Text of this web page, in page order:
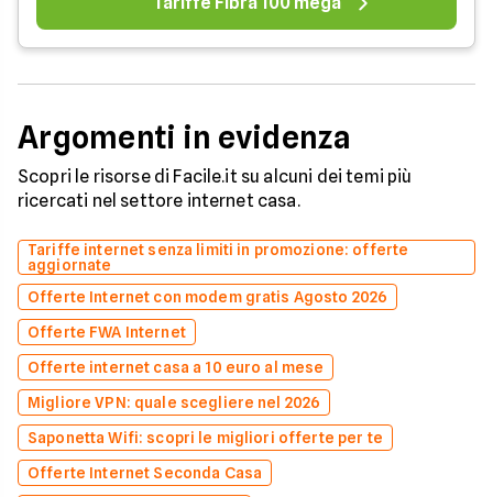
Argomenti in evidenza
Scopri le risorse di Facile.it su alcuni dei temi più
ricercati nel settore internet casa.
Tariffe internet senza limiti in promozione: offerte
aggiornate
Offerte Internet con modem gratis Agosto 2026
Offerte FWA Internet
Offerte internet casa a 10 euro al mese
Migliore VPN: quale scegliere nel 2026
Saponetta Wifi: scopri le migliori offerte per te
Offerte Internet Seconda Casa